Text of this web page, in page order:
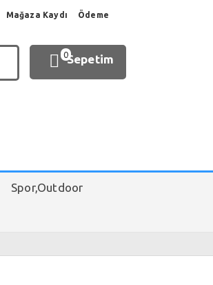
Mağaza Kaydı
Ödeme
0Sepetim
Spor,Outdoor